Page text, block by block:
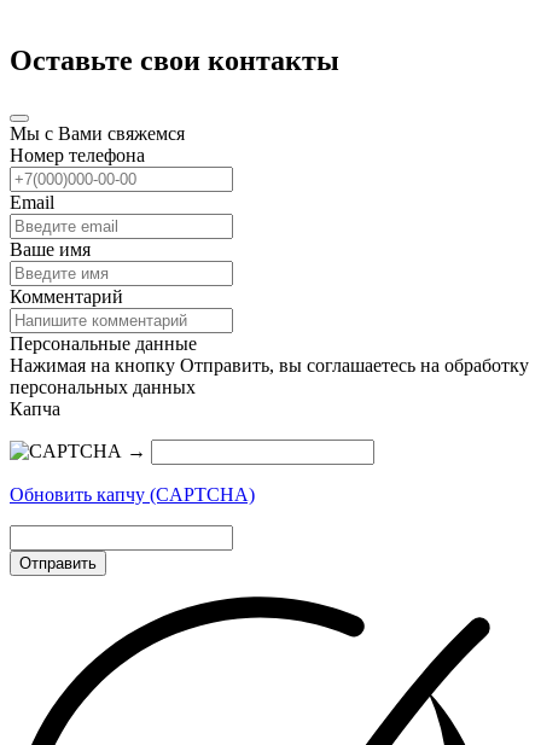
Оставьте свои контакты
Мы с Вами свяжемся
Номер телефона
Email
Ваше имя
Комментарий
Персональные данные
Нажимая на кнопку Отправить, вы соглашаетесь на обработку
персональных данных
Капча
→
Обновить капчу (CAPTCHA)
Отправить